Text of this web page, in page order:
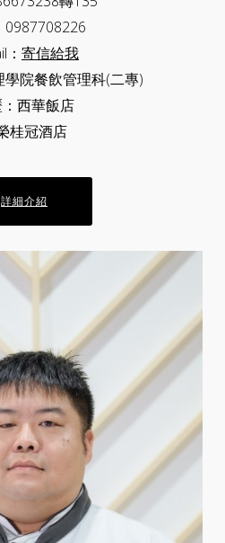
0987708226
： 寄信給我
院餐飲管理科(二專)
西華飯店
桂冠酒店
詳細介紹